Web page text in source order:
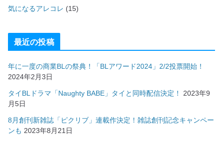
気になるアレコレ (15)
最近の投稿
年に一度の商業BLの祭典！「BLアワード2024」2/2投票開始！
2024年2月3日
タイBLドラマ「Naughty BABE」タイと同時配信決定！
2023年9
月5日
8月創刊新雑誌「ピクリブ」連載作決定！雑誌創刊記念キャンペー
ンも 2023年8月21日